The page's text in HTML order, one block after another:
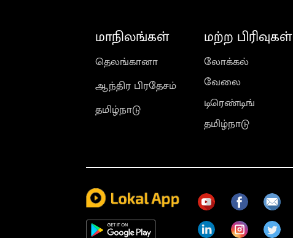
மாநிலங்கள்
தெலங்கானா
ஆந்திர பிரதேசம்
தமிழ்நாடு
மற்ற பிரிவுகள்
லோக்கல்
வேலை
டிரெண்டிங்
தமிழ்நாடு